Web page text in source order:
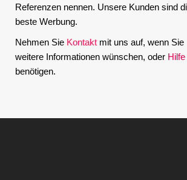
Referenzen nennen. Unsere Kunden sind
beste Werbung.
Nehmen Sie Kontakt mit uns auf, wenn Sie
weitere Informationen wünschen, oder Hilfe
benötigen.